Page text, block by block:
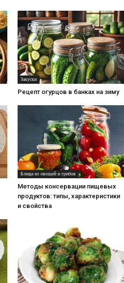
Закуски
Рецепт огурцов в банках на зиму
Блюда из овощей и грибов
Методы консервации пищевых
продуктов: типы, характеристики
и свойства